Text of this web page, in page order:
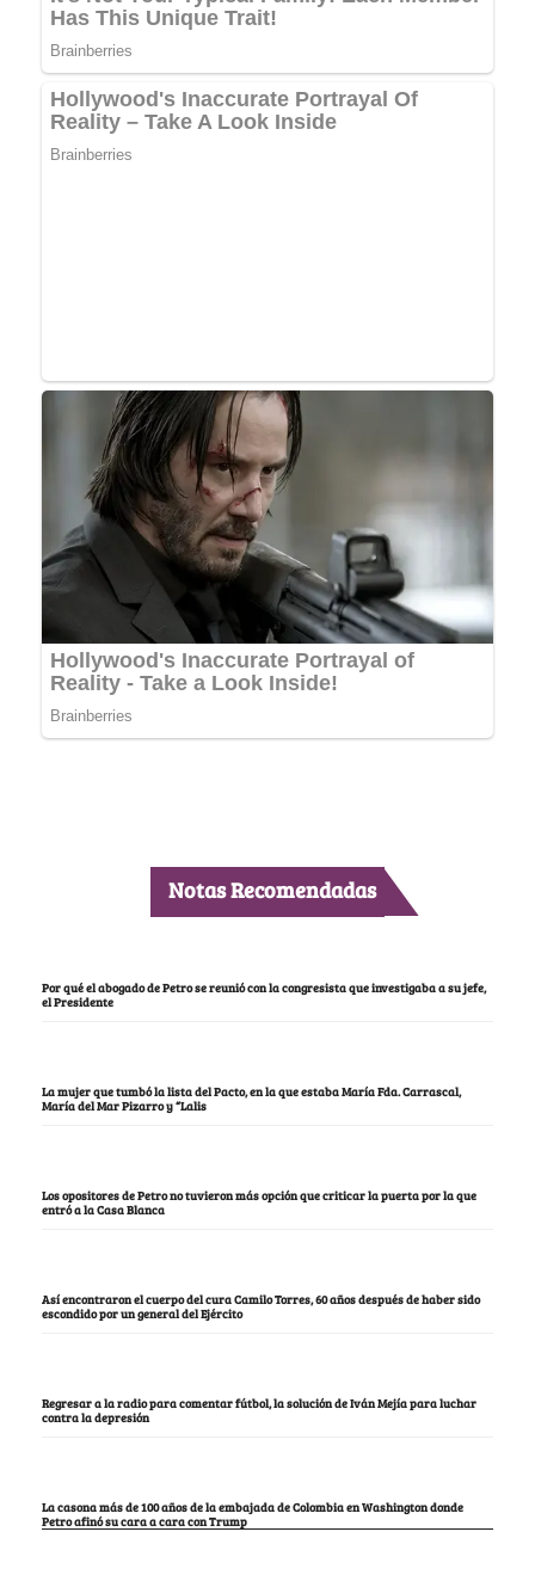
Notas Recomendadas
Por qué el abogado de Petro se reunió con la congresista que investigaba a su jefe,
el Presidente
La mujer que tumbó la lista del Pacto, en la que estaba María Fda. Carrascal,
María del Mar Pizarro y “Lalis
Los opositores de Petro no tuvieron más opción que criticar la puerta por la que
entró a la Casa Blanca
Así encontraron el cuerpo del cura Camilo Torres, 60 años después de haber sido
escondido por un general del Ejército
Regresar a la radio para comentar fútbol, la solución de Iván Mejía para luchar
contra la depresión
La casona más de 100 años de la embajada de Colombia en Washington donde
Petro afinó su cara a cara con Trump